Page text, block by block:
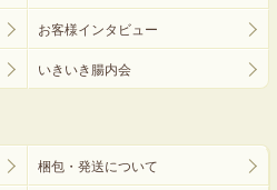
お客様インタビュー
いきいき腸内会
梱包・発送について